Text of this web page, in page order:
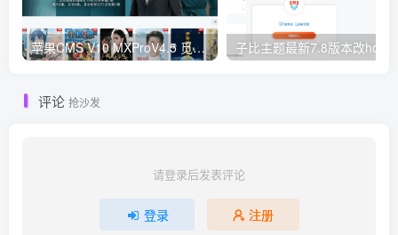
苹果CMS V10 MXProV4.5 觅知优化版
评论 抢沙发
请登录后发表评论
登录 注册